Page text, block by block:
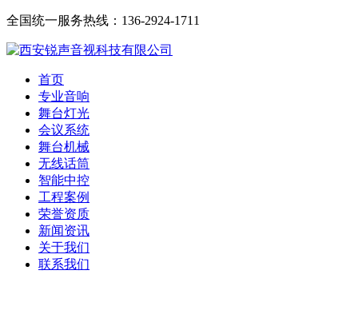
全国统一服务热线：136-2924-1711
首页
专业音响
舞台灯光
会议系统
舞台机械
无线话筒
智能中控
工程案例
荣誉资质
新闻资讯
关于我们
联系我们